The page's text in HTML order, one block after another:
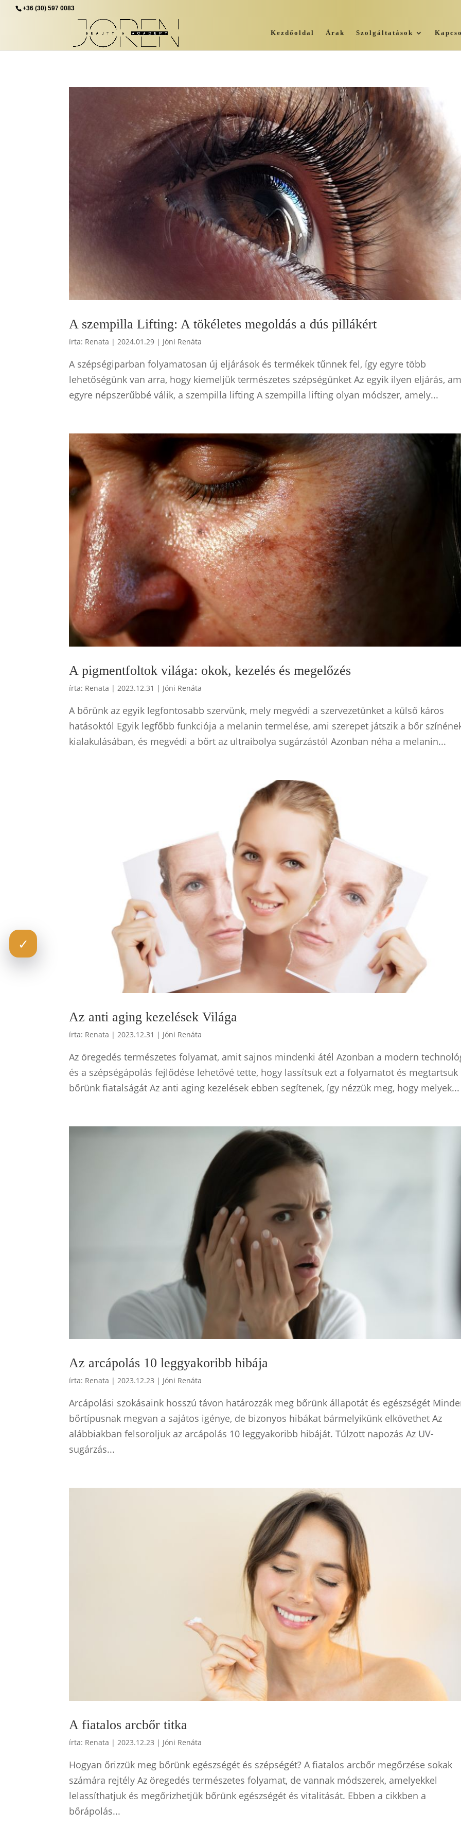
+36 (30) 597 0083
Kezdőoldal Árak Szolgáltatások
A szempilla Lifting: A tökéletes megoldás a dús pillákért
írta: Renata |2024.01.29 | Jóni Renáta
A szépségiparban folyamatosan új eljárások és termékek tűnnek fel, így egyre több
lehetőségünk van arra, hogy kiemeljük természetes szépségünket Az egyik ilyen eljárás,
egyre népszerűbbé válik, a szempilla lifting A szempilla lifting olyan módszer, amely...
A pigmentfoltok világa: okok, kezelés és megelőzés
írta: Renata | 2023.12.31 | Jóni Renáta
A bőrünk az egyik legfontosabb szervünk, mely megvédi a szervezetünket a külső káros
hatásoktól Egyik legfőbb funkciója a melanin termelése, ami szerepet játszik a bőr
kialakulásában, és megvédi a bőrt az ultraibolya sugárzástól Azonban néha a melanin...
Az anti aging kezelések Világa
írta: Renata | 2023.12.31 | Jóni Renáta
Az öregedés természetes folyamat, amit sajnos mindenki átél Azonban a modern
és a szépségápolás fejlődése lehetővé tette, hogy lassítsuk ezt a folyamatot és megtartsuk
bőrünk fiatalságát Az anti aging kezelések ebben segítenek, így nézzük meg, hogy melyek...
Az arcápolás 10 leggyakoribb hibája
írta: Renata |2023.12.23 | Jóni Renáta
Arcápolási szokásaink hosszú távon határozzák meg bőrünk állapotát és egészségét
bőrtípusnak megvan a sajátos igénye, de bizonyos hibákat bármelyikünk elkövethet Az
alábbiakban felsoroljuk az arcápolás 10 leggyakoribb hibáját. Túlzott napozás Az UV-
sugárzás...
A fiatalos arcbőr titka
írta: Renata |2023.12.23 | Jóni Renáta
Hogyan őrizzük meg bőrünk egészségét és szépségét? A fiatalos arcbőr megőrzése sokak
számára rejtély Az öregedés természetes folyamat, de vannak módszerek, amelyekkel
lelassíthatjuk és megőrizhetjük bőrünk egészségét és vitalitását. Ebben a cikkben a
bőrápolás...
✓